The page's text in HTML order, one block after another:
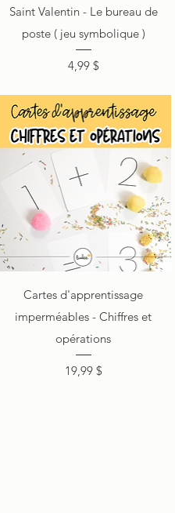
Aperçu rapide
Saint Valentin - Le bureau de
poste ( jeu symbolique )
Prix
4,99 $
Aperçu rapide
Cartes d'apprentissage
imperméables - Chiffres et
opérations
Prix
19,99 $